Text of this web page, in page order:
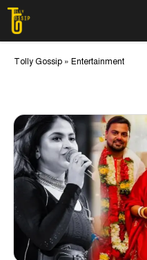
Skip
content
Tolly Gossip » Entertainment